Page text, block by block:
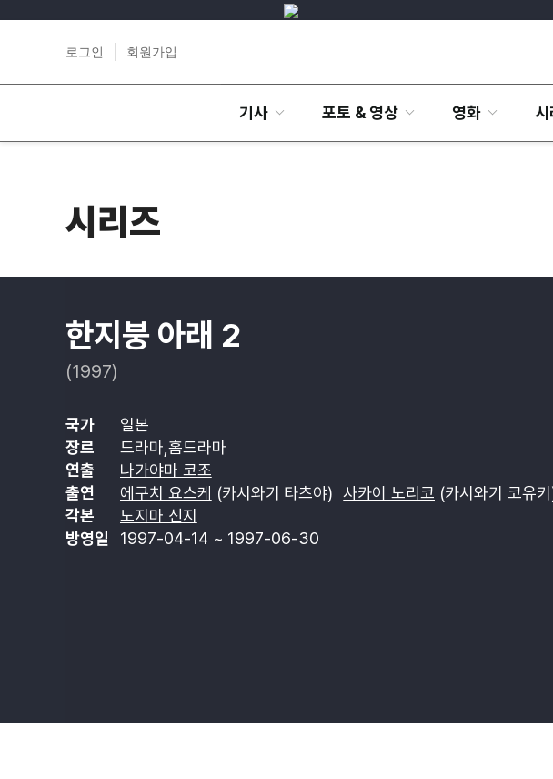
로그인 회원가입
기사 포토 & 영상 영화 시
시리즈
한지붕 아래 2
(1997)
국가
일본
장르
드라마,홈드라마
연출
나가야마 코조
출연
에구치 요스케 (카시와기 타츠야) 사카이 노리코 (카시와기 코유
각본
노지마 신지
방영일
1997-04-14 ~ 1997-06-30